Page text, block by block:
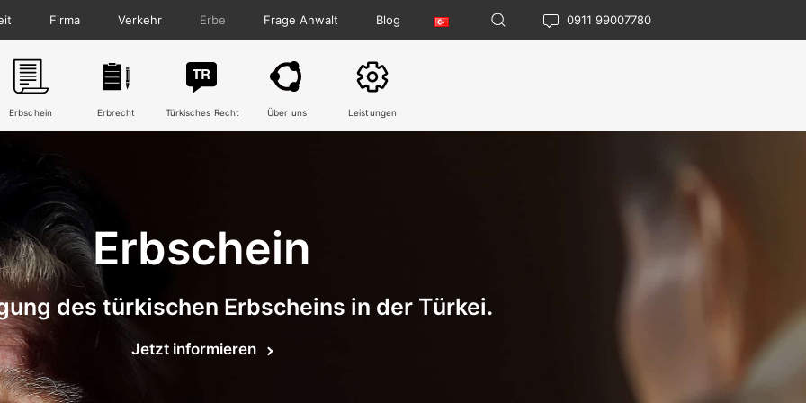
0911 99007780
Firma Verkehr Erbe Frage Anwalt Blog
Erbschein Erbrecht Türkisches Recht Über uns Leistungen
Erbschein
des türkischen Erbscheins in der Türkei.
Jetzt informieren